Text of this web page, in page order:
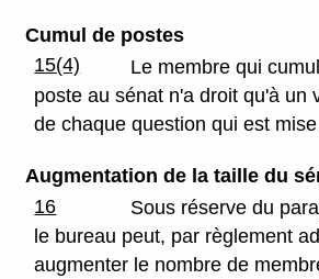
Cumul de postes
15(4)
Le membre qui
poste au sénat n'a droit qu'à un
de chaque question qui est
Augmentation de la taille du
16
Sous réserve du
le bureau peut, par règlement
augmenter le nombre de